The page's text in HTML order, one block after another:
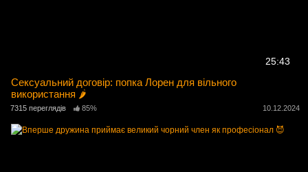
25:43
Сексуальний договір: попка Лорен для вільного
використання 🌶️
7315 переглядів 85% 10.12.2024